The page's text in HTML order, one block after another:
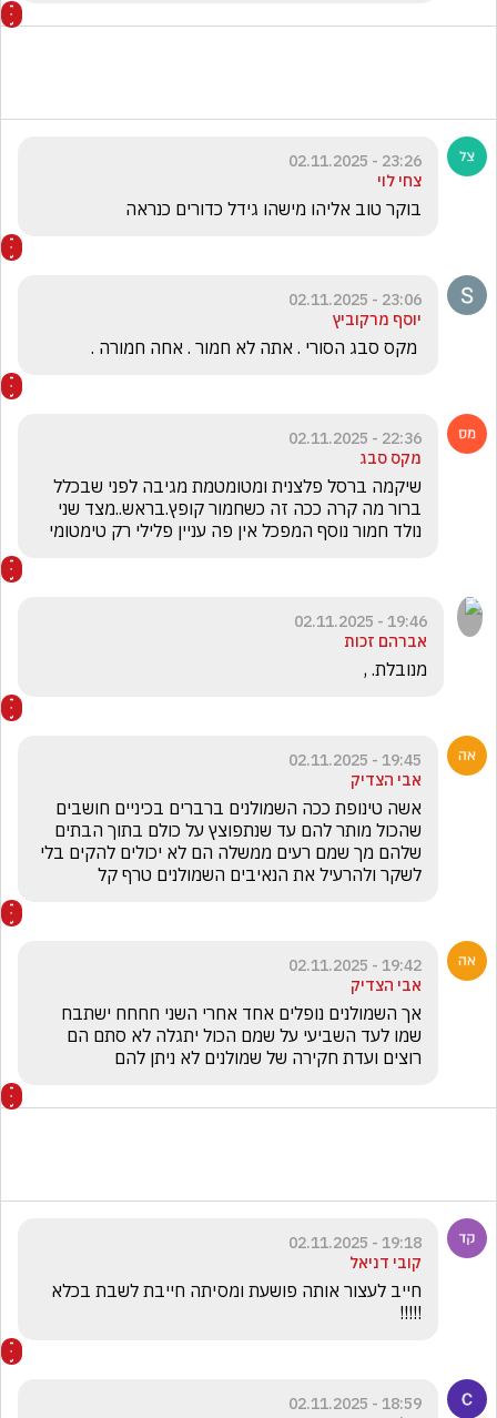
23:26 - 02.11.2025
צחי לוי
בוקר טוב אליהו מישהו גידל כדורים כנראה
23:06 - 02.11.2025
יוסף מרקוביץ
22:36 - 02.11.2025
מקס סבג
נולד חמור נוסף המפכל אין פה עניין פלילי רק טימטומי
19:46 - 02.11.2025
אברהם זכות
מנובלת. ,
19:45 - 02.11.2025
אבי הצדיק
לשקר ולהרעיל את הנאיבים השמולנים טרף קל
19:42 - 02.11.2025
אבי הצדיק
רוצים ועדת חקירה של שמולנים לא ניתן להם
19:18 - 02.11.2025
קובי דניאל
!!!!!
18:59 - 02.11.2025